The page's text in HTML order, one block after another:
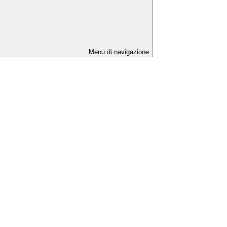
Menu di navigazione